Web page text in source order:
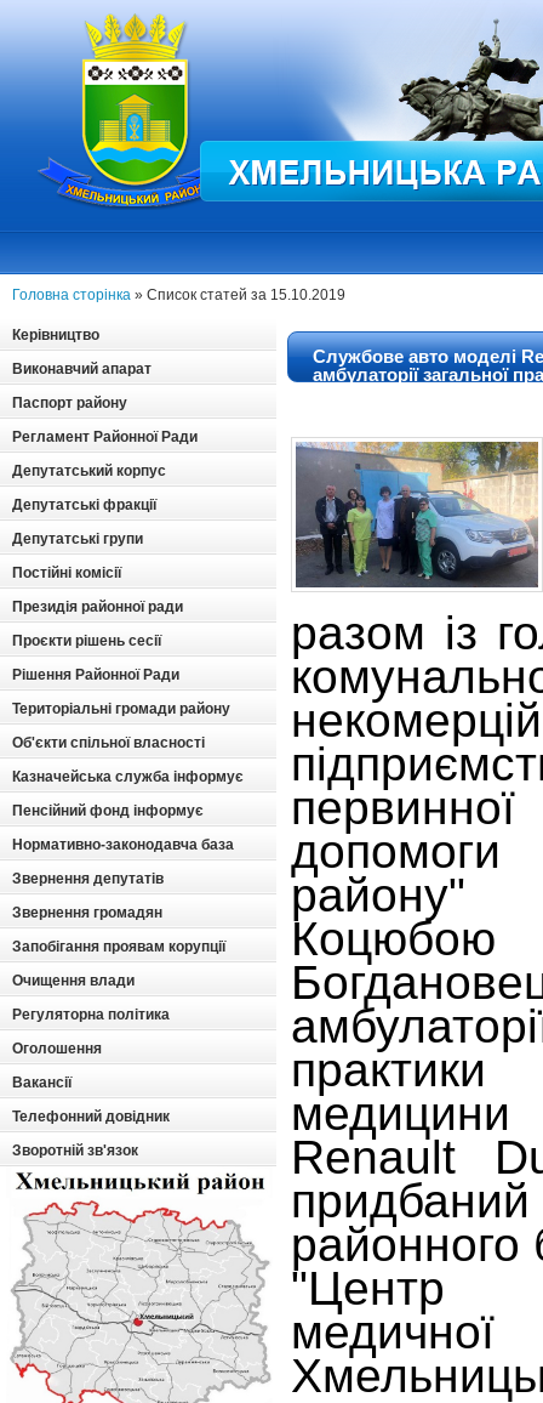
Головна сторінка » Список статей за 15.10.2019
Керівництво
Виконавчий апарат
Паспорт району
Регламент Районної Ради
Депутатський корпус
Депутатські фракції
Депутатські групи
Постійні комісії
Президія районної ради
Проєкти рішень сесії
Рішення Районної Ради
Територіальні громади району
Об'єкти спільної власності
Казначейська служба інформує
Пенсійний фонд інформує
Нормативно-законодавча база
Звернення депутатів
Звернення громадян
Запобігання проявам корупції
Очищення влади
Регуляторна політика
Оголошення
Вакансії
Телефонний довідник
Зворотній зв'язок
Службове авто моделі
амбулаторії загальної
разом із
допомоги
Renault
"Центр